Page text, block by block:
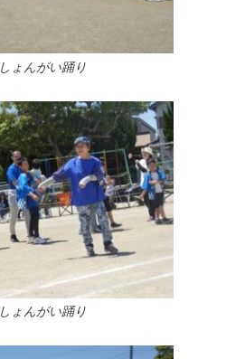
しょんがい踊り
しょんがい踊り